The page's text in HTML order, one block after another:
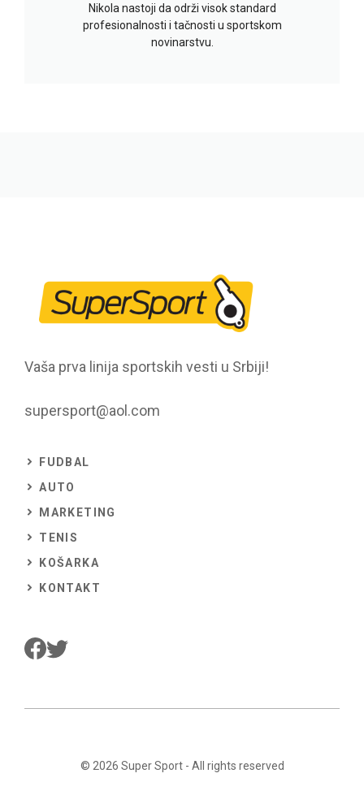
Nikola nastoji da održi visok standard
profesionalnosti i tačnosti u sportskom
novinarstvu.
Vaša prva linija sportskih vesti u Srbiji!
supersport@aol.com
FUDBAL
AUTO
MARKETING
TENIS
KOŠARKA
KONTAKT
© 2026 Super Sport- All rights reserved